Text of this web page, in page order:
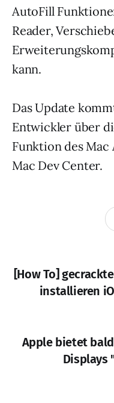
AutoFill
Reader,
kann.
Das Update
Entwickler über
Funktion des
Mac Dev Center.
[How To]
installieren
Apple bietet
Displays